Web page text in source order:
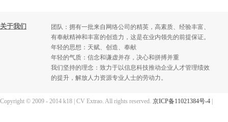
关于我们
团队：拥有一批来自网络公司的精英，高素质、经验丰富、
有奉献精神和丰富的创造力，这是在业内领先的前提保证。
年轻的思想：天赋、创造、奉献
年轻的气质：信念和谦虚并存，决心和拼搏并重
我们坚持的理念：致力于以信息科技推动企业人才管理绩效
的提升，解放人力资源专业人士的劳动力。
Copyright © 2009 - 2014 k18 | CV Extrao. All rights reserved. 京ICP备11021384号-4